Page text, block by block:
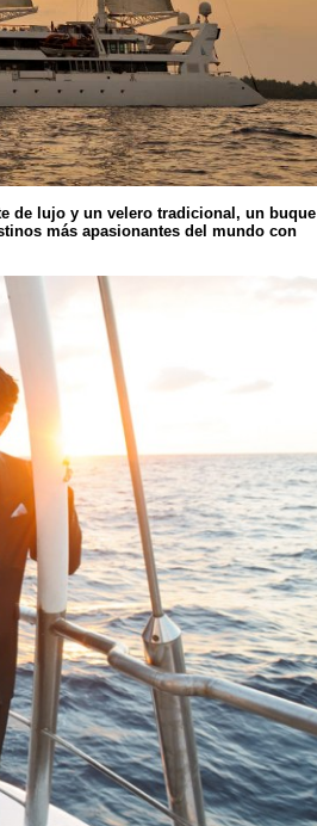
de lujo y un velero tradicional, un buque
más apasionantes del mundo con